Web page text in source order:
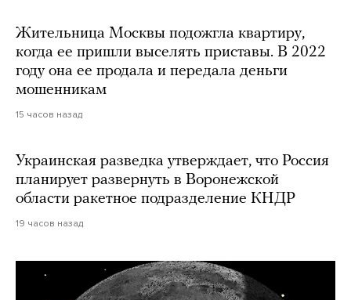
Жительница Москвы подожгла квартиру,
когда ее пришли выселять приставы. В 2022
году она ее продала и передала деньги
мошенникам
15 часов назад
Украинская разведка утверждает, что Россия
планирует развернуть в Воронежской
области ракетное подразделение КНДР
19 часов назад